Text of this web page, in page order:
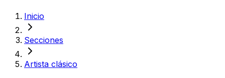
Inicio
Secciones
Artista clásico